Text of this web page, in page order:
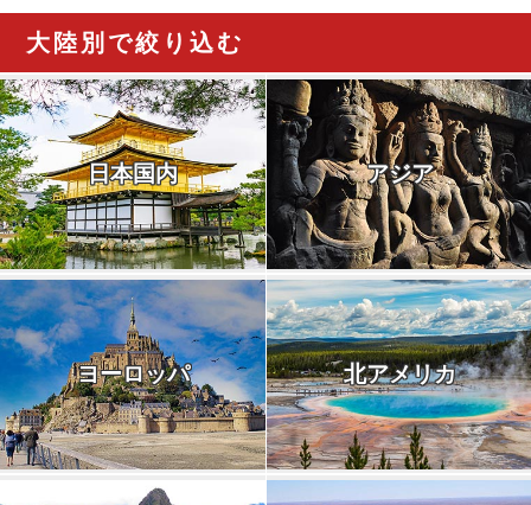
大陸別で絞り込む
日本国内 アジア
ヨーロッパ 北アメリカ